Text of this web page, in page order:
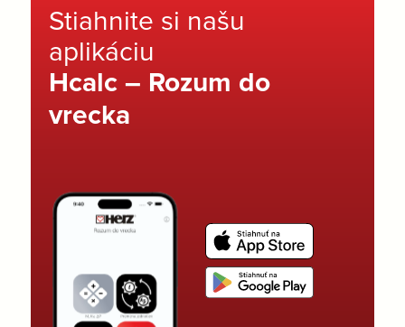
Stiahnite si našu
aplikáciu
Hcalc – Rozum do
vrecka